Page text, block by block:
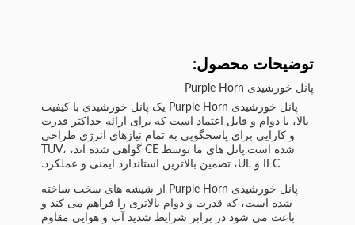
توضیحات محصول:
پانل خورشیدی Purple Horn
پانل خورشیدی Purple Horn یک پانل خورشیدی با کیفیت
بالا، با دوام و قابل اعتماد است که برای ارائه حداکثر قدرت
و کارایی برای پاسخگویی به تمام نیازهای انرژی طراحی
شده است.پانل های ما توسط CE گواهی شده اند، TUV،
IEC و UL، تضمین بالاترین استاندارد ایمنی و عملکرد.
پانل خورشیدی Purple Horn از شیشه های سخت ساخته
شده است، که قدرت و دوام بالاتری را فراهم می کند و
باعث می شود در برابر شرایط شدید آب و هوایی مقاوم